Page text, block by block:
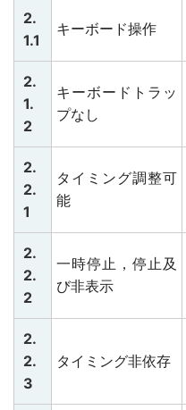
2.
1.1
キーボード操作
2.
1.
2
キーボードトラッ
プなし
2.
2.
1
タイミング調整可
能
2.
2.
2
一時停止，停止及
び非表示
2.
2.
3
タイミング非依存